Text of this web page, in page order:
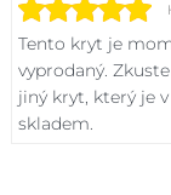
Tento kryt je
vyprodaný.
jiný kryt, který je
skladem.